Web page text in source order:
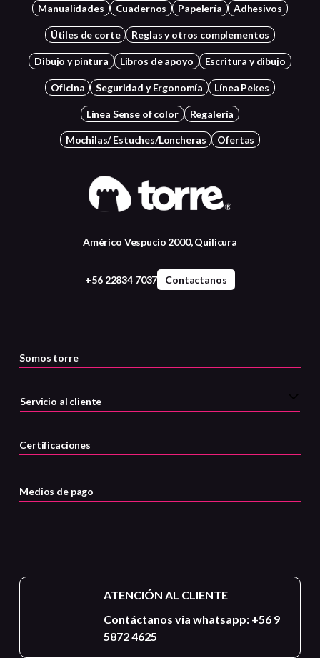
Manualidades Cuadernos Papelería Adhesivos
Útiles de corte Reglas y otros complementos
Dibujo y pintura Libros de apoyo Escritura y dibujo
Oficina Seguridad y Ergonomía Línea Pekes
Línea Sense of color Regalería
Mochilas/ Estuches/Loncheras Ofertas
Américo Vespucio 2000, Quilicura
+56 22834 7037 Contactanos
Somos torre
Servicio al cliente
Certificaciones
Medios de pago
ATENCIÓN AL CLIENTE
Contáctanos via whatsapp: +56 9
5872 4625